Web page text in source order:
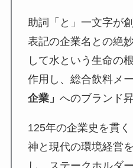
助詞「と」一文字が
表記の企業名との絶
して水という生命の
作用し、総合飲料メ
企業」 へのブランド
125年の企業史を貫
神と現代の環境経営
し、ステークホルダ